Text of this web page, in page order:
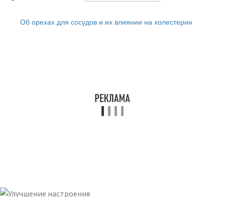
Об орехах для сосудов и их влиянии на холестерин